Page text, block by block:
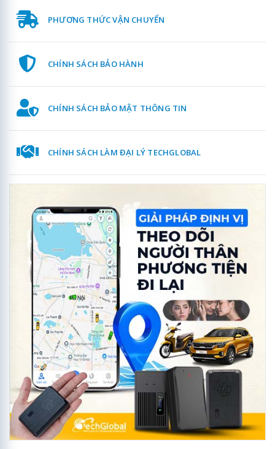
PHƯƠNG THỨC VẬN CHUYỂN
CHÍNH SÁCH BẢO HÀNH
CHÍNH SÁCH BẢO MẬT THÔNG TIN
CHÍNH SÁCH LÀM ĐẠI LÝ TECHGLOBAL